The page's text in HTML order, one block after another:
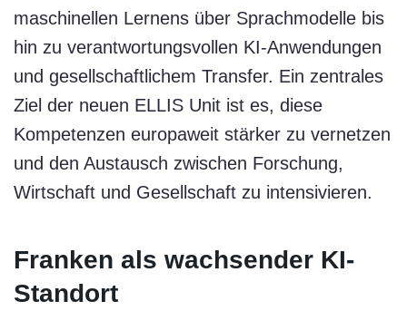
maschinellen Lernens über Sprachmodelle bis
hin zu verantwortungsvollen KI-Anwendungen
und gesellschaftlichem Transfer. Ein zentrales
Ziel der neuen ELLIS Unit ist es, diese
Kompetenzen europaweit stärker zu vernetzen
und den Austausch zwischen Forschung,
Wirtschaft und Gesellschaft zu intensivieren.
Franken als wachsender KI-
Standort